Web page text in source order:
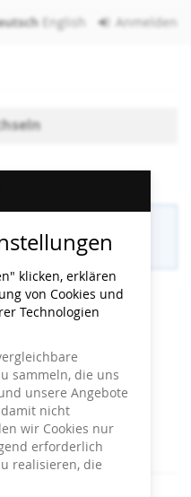
English Anmelden
klicken, erklären
von Cookies und
Technologien
sammeln, die uns
unsere Angebote
nicht
wir Cookies nur
erforderlich
realisieren, die